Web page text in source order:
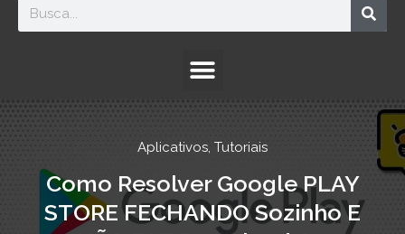
Search
Menu
Aplicativos, Tutoriais
Como Resolver Google PLAY
STORE FECHANDO Sozinho E